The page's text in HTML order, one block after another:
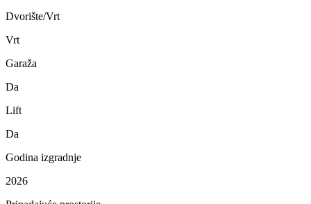
Dvorište/Vrt
Vrt
Garaža
Da
Lift
Da
Godina izgradnje
2026